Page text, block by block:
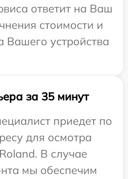
ответит на Ваш
стоимости и
Вашего устройства
за 35 минут
приедет по
для осмотра
В случае
мы обеспечим